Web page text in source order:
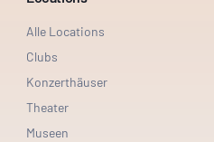
Alle Locations
Clubs
Konzerthäuser
Theater
Museen